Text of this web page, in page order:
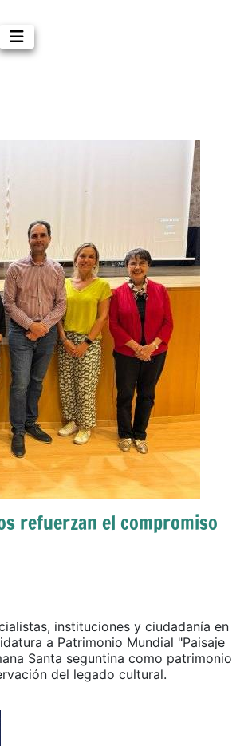
refuerzan el compromiso
instituciones y ciudadanía en
a Patrimonio Mundial "Paisaje
Santa seguntina como patrimonio
del legado cultural.